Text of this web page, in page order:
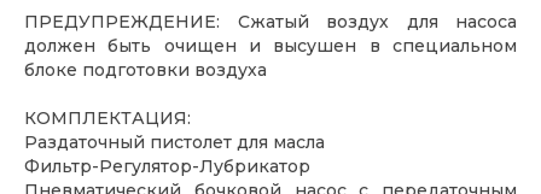
ПРЕДУПРЕЖДЕНИЕ: Сжатый воздух для насоса
должен быть очищен и высушен в специальном
блоке подготовки воздуха
КОМПЛЕКТАЦИЯ:
Раздаточный пистолет для масла
Фильтр-Регулятор-Лубрикатор